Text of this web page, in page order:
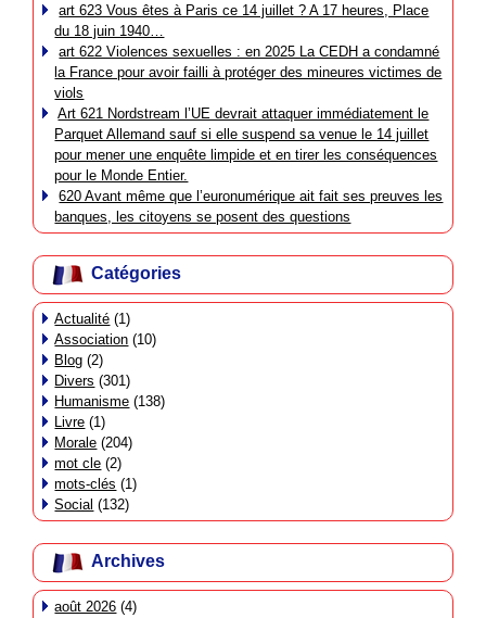
art 623 Vous êtes à Paris ce 14 juillet ? A 17 heures, Place
du 18 juin 1940…
art 622 Violences sexuelles : en 2025 La CEDH a condamné
la France pour avoir failli à protéger des mineures victimes de
viols
Art 621 Nordstream l’UE devrait attaquer immédiatement le
Parquet Allemand sauf si elle suspend sa venue le 14 juillet
pour mener une enquête limpide et en tirer les conséquences
pour le Monde Entier.
620 Avant même que l’euronumérique ait fait ses preuves les
banques, les citoyens se posent des questions
Catégories
Actualité (1)
Association (10)
Blog (2)
Divers (301)
Humanisme (138)
Livre (1)
Morale (204)
mot cle (2)
mots-clés (1)
Social (132)
Archives
août 2026 (4)